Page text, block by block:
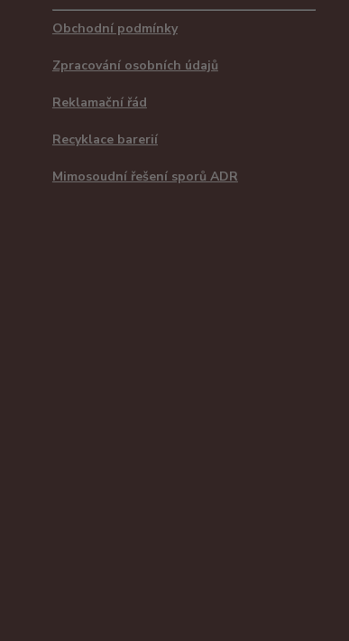
Obchodní podmínky
Zpracování osobních údajů
Reklamační řád
Recyklace barerií
Mimosoudní řešení sporů ADR